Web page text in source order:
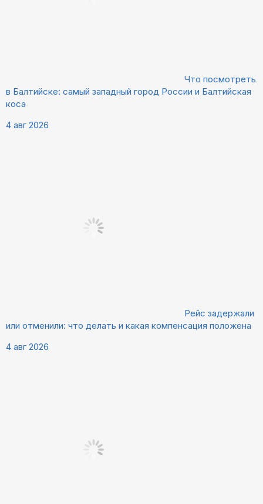
Что посмотреть
в Балтийске: самый западный город России и Балтийская
коса
4 авг 2026
Рейс задержали
или отменили: что делать и какая компенсация положена
4 авг 2026